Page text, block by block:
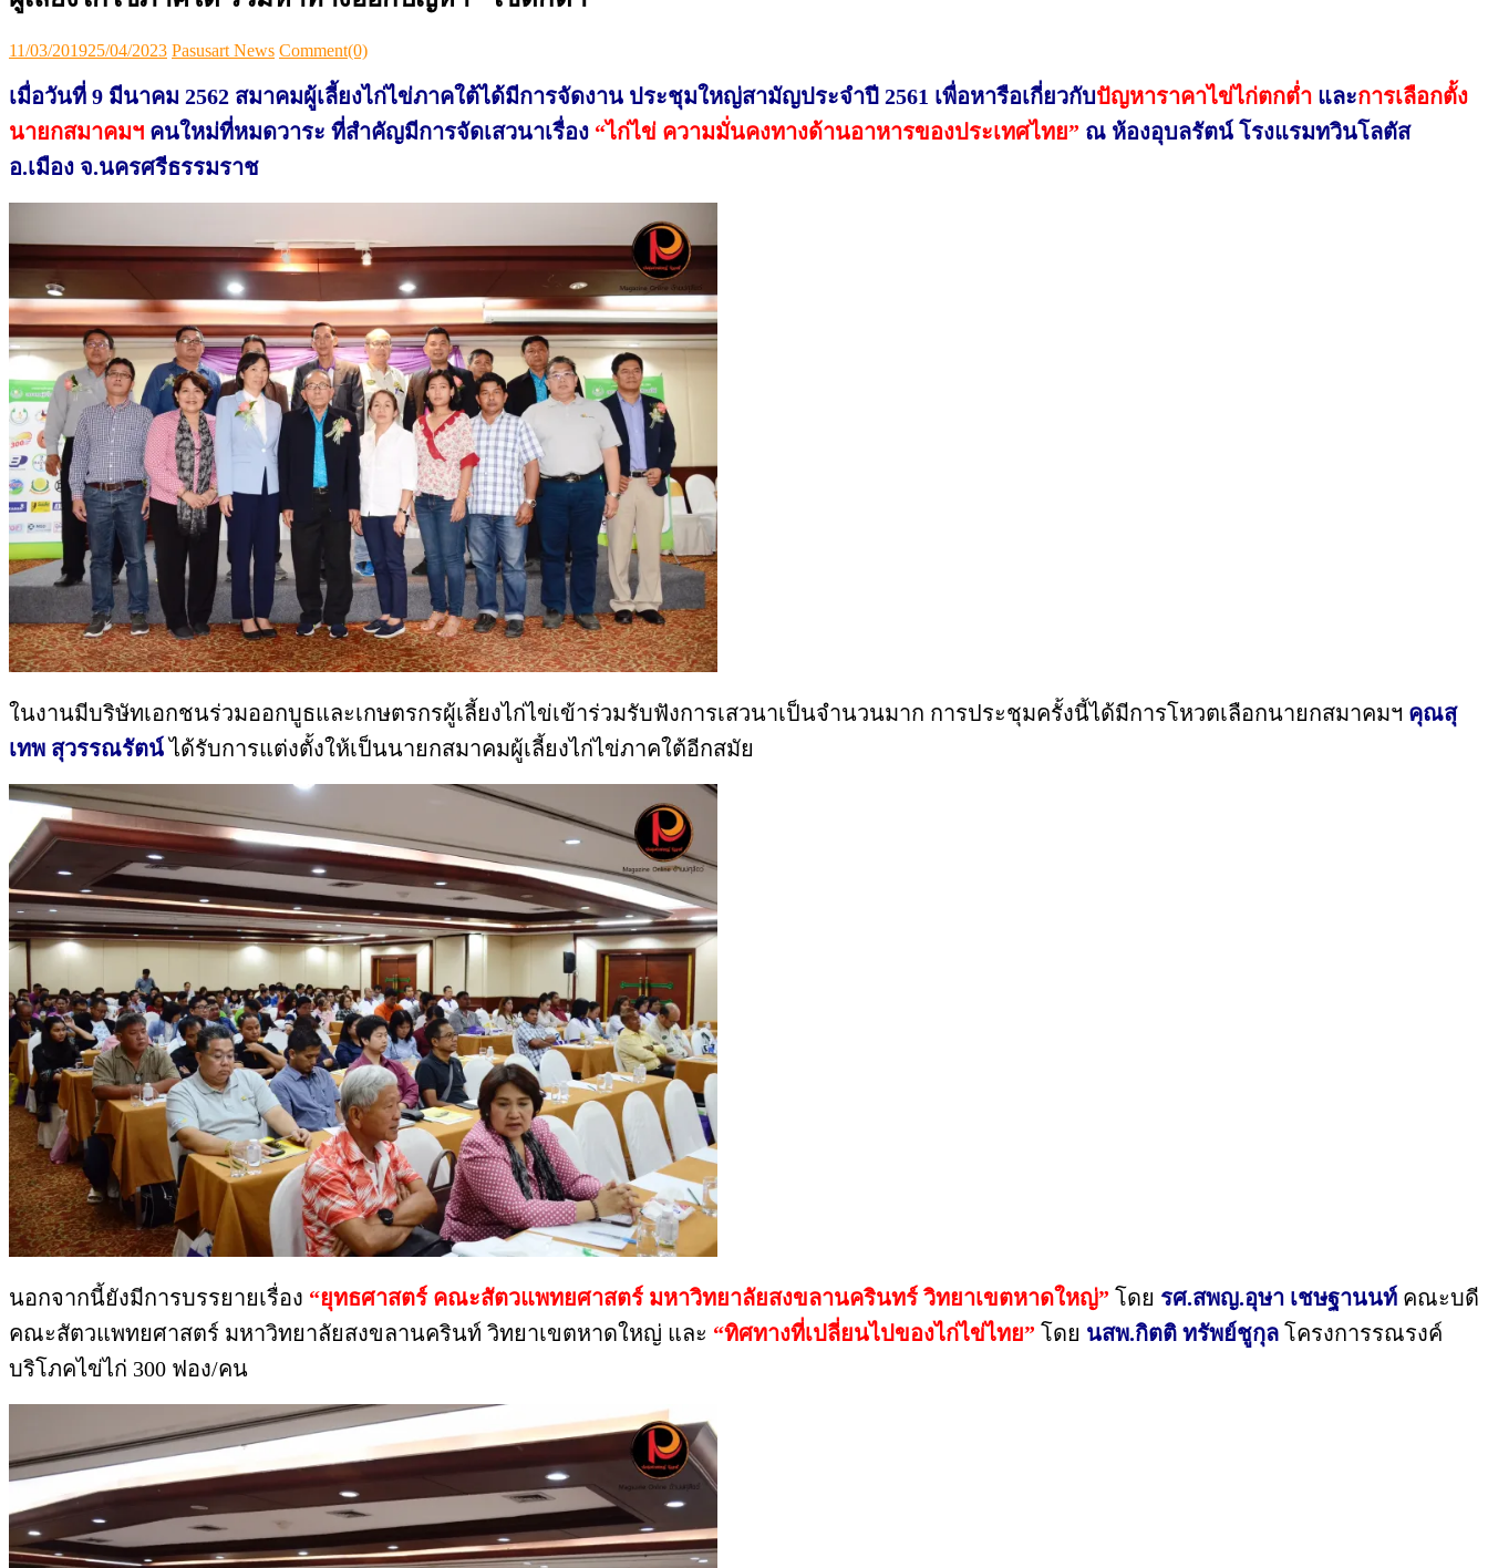
Posted
11/03/201925/04/2023 Author
Pasusart News Comment(0)
เมื่อวันที่ 9 มีนาคม 2562 สมาคมผู้เลี้ยงไก่ไข่ภาคใต้ได้มีการจัดงาน ประชุมใหญ่สามัญประจำปี 2561 เพื่อหารือเกี่ยวกับปัญหาราคาไข่ไก่ตกต่ำ และการเลือกตั้ง
นายกสมาคมฯ คนใหม่ที่หมดวาระ ที่สำคัญมีการจัดเสวนาเรื่อง “ไก่ไข่ ความมั่นคงทางด้านอาหารของประเทศไทย” ณ ห้องอุบลรัตน์ โรงแรมทวินโลตัส
อ.เมือง จ.นครศรีธรรมราช
ในงานมีบริษัทเอกชนร่วมออกบูธและเกษตรกรผู้เลี้ยงไก่ไข่เข้าร่วมรับฟังการเสวนาเป็นจำนวนมาก การประชุมครั้งนี้ได้มีการโหวตเลือกนายกสมาคมฯ คุณสุ
เทพ สุวรรณรัตน์ ได้รับการแต่งตั้งให้เป็นนายกสมาคมผู้เลี้ยงไก่ไข่ภาคใต้อีกสมัย
นอกจากนี้ยังมีการบรรยายเรื่อง “ยุทธศาสตร์ คณะสัตวแพทยศาสตร์ มหาวิทยาลัยสงขลานครินทร์ วิทยาเขตหาดใหญ่” โดย รศ.สพญ.อุษา เชษฐานนท์ คณะบดี
คณะสัตวแพทยศาสตร์ มหาวิทยาลัยสงขลานครินท์ วิทยาเขตหาดใหญ่ และ “ทิศทางที่เปลี่ยนไปของไก่ไข่ไทย” โดย นสพ.กิตติ ทรัพย์ชูกุล โครงการรณรงค์
บริโภคไข่ไก่ 300 ฟอง/คน